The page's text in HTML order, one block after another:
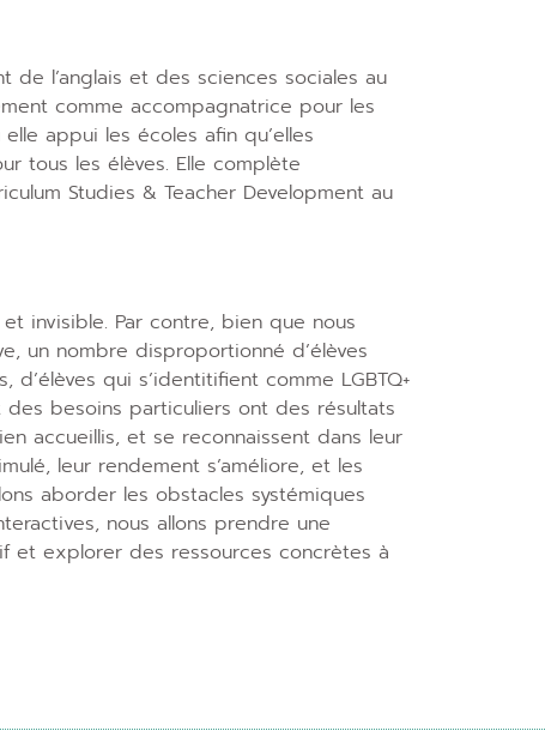
l’anglais et des sciences sociales au
comme accompagnatrice pour les
appui les écoles afin qu’elles
tous les élèves. Elle complète
Studies & Teacher Development au
invisible. Par contre, bien que nous
un nombre disproportionné d’élèves
d’élèves qui s’identitifient comme LGBTQ+
besoins particuliers ont des résultats
accueillis, et se reconnaissent dans leur
leur rendement s’améliore, et les
aborder les obstacles systémiques
nous allons prendre une
et explorer des ressources concrètes à